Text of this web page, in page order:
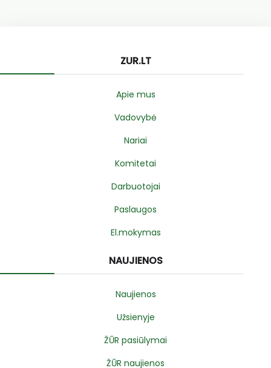
ZUR.LT
Apie mus
Vadovybė
Nariai
Komitetai
Darbuotojai
Paslaugos
El.mokymas
NAUJIENOS
Naujienos
Užsienyje
ŽŪR pasiūlymai
ŽŪR naujienos